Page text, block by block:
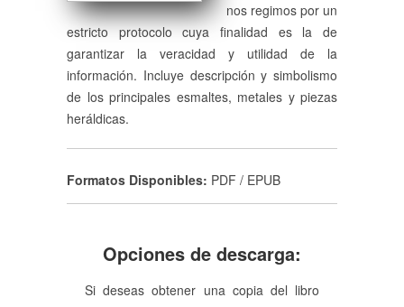
nos regimos por un
estricto protocolo cuya finalidad es la de
garantizar la veracidad y utilidad de la
información. Incluye descripción y simbolismo
de los principales esmaltes, metales y piezas
heráldicas.
Formatos Disponibles: PDF / EPUB
Opciones de descarga:
Si deseas obtener una copia del libro